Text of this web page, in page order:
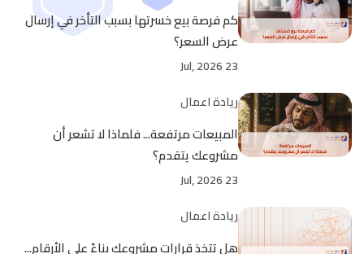
كم فرصة بيع خسرتها بسبب التأخر في إرسال
عرض السعر؟
23 Jul, 2026
ريادة اعمال
المبيعات مرتفعة... فلماذا لا تشعر أن
مشروعك يتقدم؟
23 Jul, 2026
ريادة اعمال
هل تتخذ قرارات مشروعك بناءً على الأرقام...